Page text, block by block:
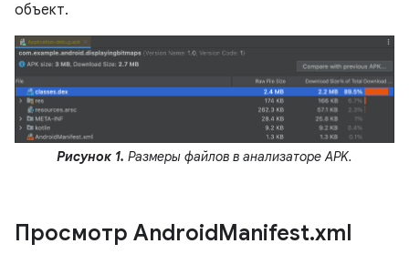
объект.
Рисунок 1. Размеры файлов в анализаторе APK.
Просмотр AndroidManifest.xml